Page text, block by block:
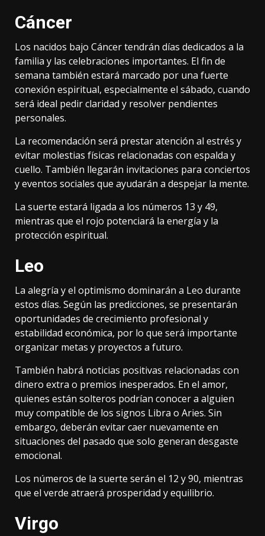
Cáncer
Los nacidos bajo Cáncer tendrán días dedicados a la
familia y las celebraciones importantes. El fin de
semana también estará marcado por una fuerte
conexión espiritual, especialmente el sábado, cuando
será ideal pedir claridad y resolver pendientes
personales.
La recomendación será prestar atención al estrés y
evitar molestias físicas relacionadas con espalda y
cuello. También llegarán invitaciones para conciertos
y eventos sociales que ayudarán a despejar la mente.
La suerte estará ligada a los números 13 y 49,
mientras que el rojo potenciará la energía y la
protección espiritual.
Leo
La alegría y el optimismo dominarán a Leo durante
estos días. Según las predicciones, se presentarán
oportunidades de crecimiento profesional y
estabilidad económica, por lo que será importante
organizar metas y proyectos a futuro.
También habrá noticias positivas relacionadas con
dinero extra o premios inesperados. En el amor,
quienes están solteros podrían conocer a alguien
muy compatible de los signos Libra o Aries. Sin
embargo, deberán evitar caer nuevamente en
situaciones del pasado que solo generan desgaste
emocional.
Los números de la suerte serán el 12 y 90, mientras
que el verde atraerá prosperidad y equilibrio.
Virgo